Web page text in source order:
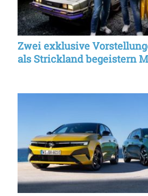
Zwei exklusive
als Strickland begeistern